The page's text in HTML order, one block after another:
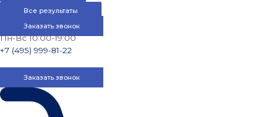
Все результаты
Заказать звонок
Пн-Вс 10:00-19:00
+7 (495) 999-81-22
Заказать звонок